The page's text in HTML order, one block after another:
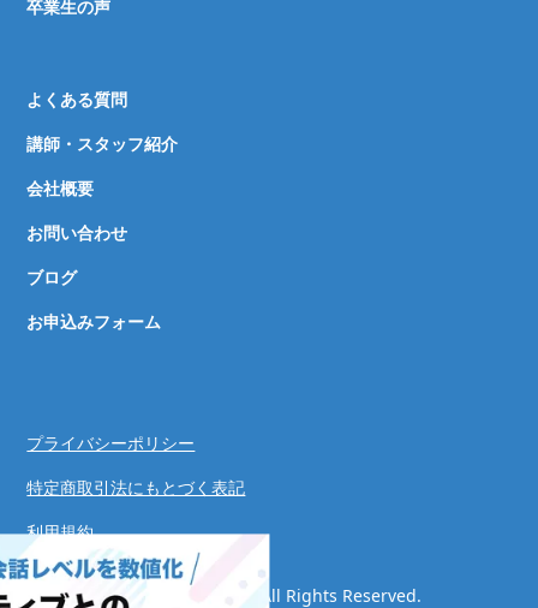
卒業生の声
よくある質問
講師・スタッフ紹介
会社概要
お問い合わせ
ブログ
お申込みフォーム
© Speaking Success System. All Rights Reserved.
プライバシーポリシー
特定商取引法にもとづく表記
利用規約